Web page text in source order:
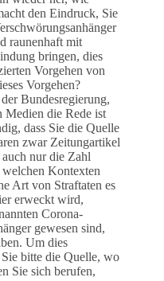
den Eindruck, Sie
raunenhaft mit
bringen, dies
Vorgehen von
Vorgehen?
Bundesregierung,
Medien die Rede ist
dass Sie die Quelle
zwar Zeitungartikel
nur die Zahl
Kontexten
Art von Straftaten es
erweckt wird,
Corona-
gewesen sind,
Um dies
bitte die Quelle, wo
Sie sich berufen,